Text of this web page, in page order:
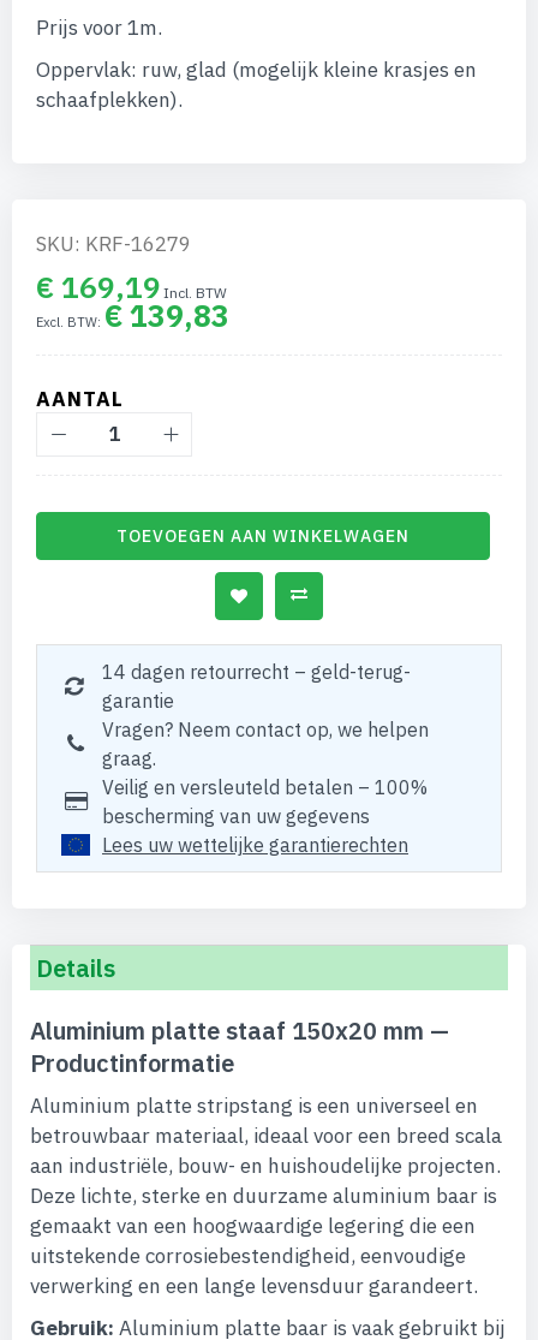
afbeeldingen-
Prijs voor 1m.
Oppervlak: ruw, glad (mogelijk kleine krasjes en
schaafplekken).
SKU: KRF-16279
€ 169,19
€ 139,83
AANTAL
TOEVOEGEN AAN WINKELWAGEN
14 dagen retourrecht – geld-terug-
garantie
Vragen? Neem contact op, we helpen
graag.
Veilig en versleuteld betalen – 100%
bescherming van uw gegevens
Lees uw wettelijke garantierechten
Details
Aluminium platte staaf 150x20 mm —
Productinformatie
Aluminium platte stripstang is een universeel en
betrouwbaar materiaal, ideaal voor een breed scala
aan industriële, bouw- en huishoudelijke projecten.
Deze lichte, sterke en duurzame aluminium baar is
gemaakt van een hoogwaardige legering die een
uitstekende corrosiebestendigheid, eenvoudige
verwerking en een lange levensduur garandeert.
Gebruik: Aluminium platte baar is vaak gebruikt bij